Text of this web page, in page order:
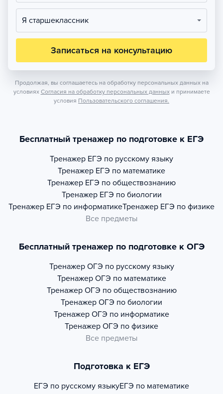
Я старшеклассник
Записаться на консультацию
Продолжая, вы соглашаетесь на обработку персональных данных на
условиях Согласия на обработку персональных данных и принимаете
условия Пользовательского соглашения.
Бесплатный тренажер по подготовке к ЕГЭ
Тренажер ЕГЭ по русскому языку
Тренажер ЕГЭ по математике
Тренажер ЕГЭ по обществознанию
Тренажер ЕГЭ по биологии
Тренажер ЕГЭ по информатикеТренажер ЕГЭ по физике
Все предметы
Бесплатный тренажер по подготовке к ОГЭ
Тренажер ОГЭ по русскому языку
Тренажер ОГЭ по математике
Тренажер ОГЭ по обществознанию
Тренажер ОГЭ по биологии
Тренажер ОГЭ по информатике
Тренажер ОГЭ по физике
Все предметы
Подготовка к ЕГЭ
ЕГЭ по русскому языкуЕГЭ по математике